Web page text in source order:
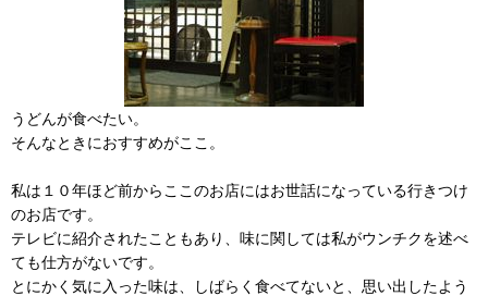
うどんが食べたい。
そんなときにおすすめがここ。
私は１０年ほど前からここのお店にはお世話になっている行きつけ
のお店です。
テレビに紹介されたこともあり、味に関しては私がウンチクを述べ
ても仕方がないです。
とにかく気に入った味は、しばらく食べてないと、思い出したよう